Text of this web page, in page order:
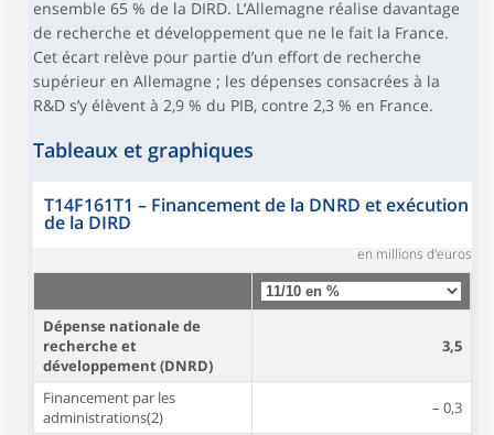
ensemble 65 % de la DIRD. L’Allemagne réalise davantage
de recherche et développement que ne le fait la France.
Cet écart relève pour partie d’un effort de recherche
supérieur en Allemagne ; les dépenses consacrées à la
R&D s’y élèvent à 2,9 % du PIB, contre 2,3 % en France.
Tableaux et graphiques
T14F161T1 – Financement de la DNRD et exécution
de la DIRD
en millions d'euros
Dépense nationale de
recherche et
développement (DNRD)
3,5
Financement par les
administrations(2)
– 0,3